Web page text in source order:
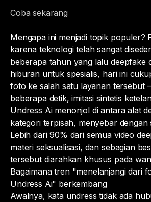
Coba sekarang
Mengapa ini menjadi topik populer?
karena teknologi telah sangat
beberapa tahun yang lalu deepfake
hiburan untuk spesialis, hari ini
foto ke salah satu layanan tersebut
beberapa detik, imitasi sintetis
Undress Ai menonjol di antara alat
kategori terpisah, menyebar dengan
Lebih dari 90% dari semua video
materi seksualisasi, dan sebagian
tersebut diarahkan khusus pada
Bagaimana tren "menelanjangi dari
Undress Ai" berkembang
Awalnya, kata undress tidak ada